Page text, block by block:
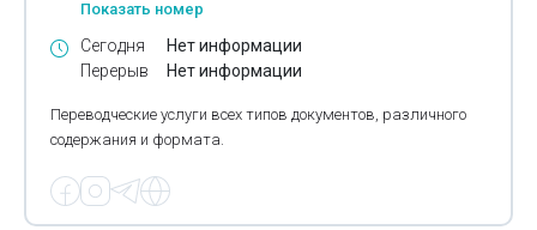
Показать номер
Сегодня
Перерыв
Нет информации
Нет информации
Переводческие услуги всех типов документов, различного
содержания и формата.